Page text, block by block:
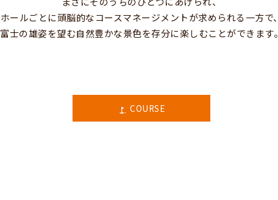
ホールごとに頭脳的なコースマネージメントが求められる一方で
富士の雄姿を望む自然豊かな景色を存分に楽しむことができます
COURSE